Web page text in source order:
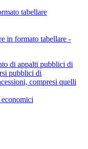
tabellare
in formato tabellare -
di appalti pubblici di
pubblici di
compresi quelli